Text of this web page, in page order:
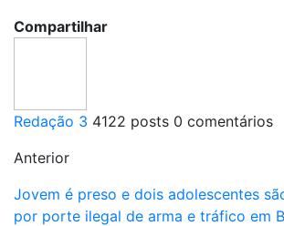
Compartilhar
Redação 3 4122 posts 0 comentários
Anterior
Jovem é preso e dois adolescentes
por porte ilegal de arma e tráfico em